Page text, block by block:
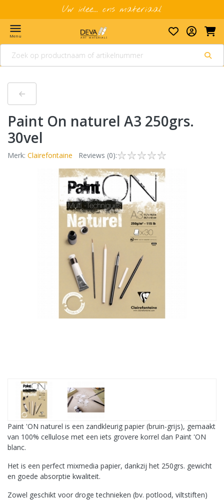
Uw idee... ons materiaal
menu
Menu
Paint On naturel A3 250grs.
30vel
Merk: Clairefontaine Reviews (0):
Paint 'ON naturel is een zandkleurig papier (bruin-grijs), gemaakt
van 100% cellulose met een iets grovere korrel dan Paint 'ON
blanc.
Het is een perfect mixmedia papier, dankzij het 250grs. gewicht
en goede absorptie kwaliteit.
Zowel geschikt voor droge technieken (bv. potlood, viltstiften)